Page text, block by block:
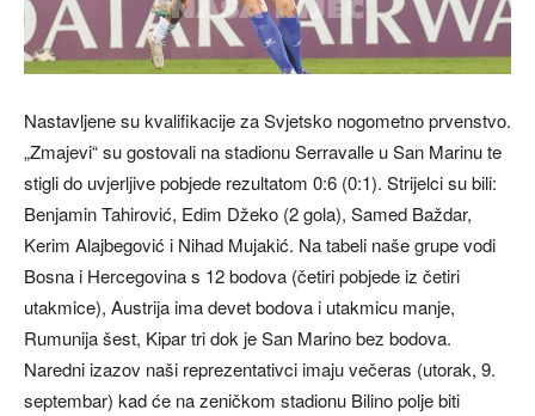
Nastavljene su kvalifikacije za Svjetsko nogometno prvenstvo.
„Zmajevi“ su gostovali na stadionu Serravalle u San Marinu te
stigli do uvjerljive pobjede rezultatom 0:6 (0:1). Strijelci su bili:
Benjamin Tahirović, Edim Džeko (2 gola), Samed Baždar,
Kerim Alajbegović i Nihad Mujakić. Na tabeli naše grupe vodi
Bosna i Hercegovina s 12 bodova (četiri pobjede iz četiri
utakmice), Austrija ima devet bodova i utakmicu manje,
Rumunija šest, Kipar tri dok je San Marino bez bodova.
Naredni izazov naši reprezentativci imaju večeras (utorak, 9.
septembar) kad će na zeničkom stadionu Bilino polje biti